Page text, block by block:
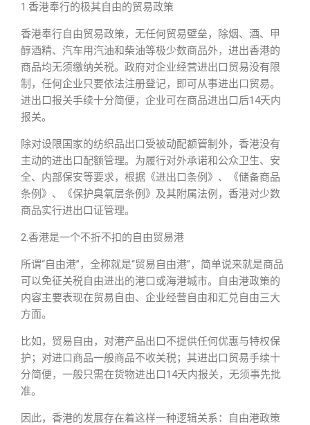
1.香港奉行的极其自由的贸易政策
香港奉行自由贸易政策，无任何贸易壁垒，除烟、酒、甲
醇酒精、汽车用汽油和柴油等极少数商品外，进出香港的
商品均无须缴纳关税。政府对企业经营进出口贸易没有限
制，任何企业只要依法注册登记，即可从事进出口贸易。
进出口报关手续十分简便，企业可在商品进出口后14天内
报关。
除对设限国家的纺织品出口受被动配额管制外，香港没有
主动的进出口配额管理。为履行对外承诺和公众卫生、安
全、内部保安等要求，根据《进出口条例》、《储备商品
条例》、《保护臭氧层条例》及其附属法例，香港对少数
商品实行进出口证管理。
2.香港是一个不折不扣的自由贸易港
所谓“自由港”，全称就是“贸易自由港”，简单说来就是商品
可以免征关税自由进出的港口或海港城市。自由港政策的
内容主要表现在贸易自由、企业经营自由和汇兑自由三大
方面。
比如，贸易自由，对港产品出口不提供任何优惠与特权保
护；对进口商品一般商品不收关税；其进出口贸易手续十
分简便，一般只需在货物进出口14天内报关，无须事先批
准。
因此，香港的发展存在着这样一种逻辑关系：自由港政策